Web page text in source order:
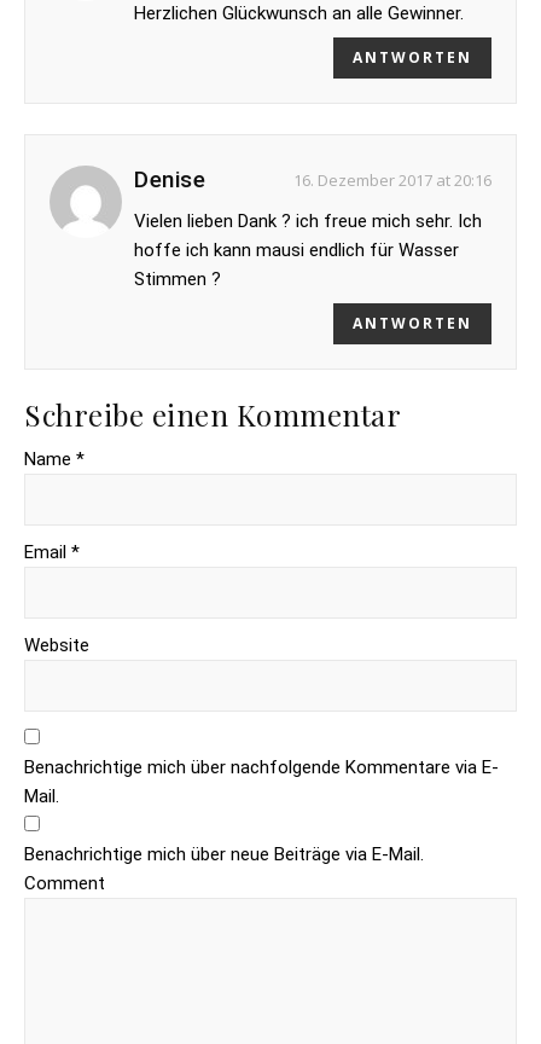
Herzlichen Glückwunsch an alle Gewinner.
ANTWORTEN
Denise
16. Dezember 2017 at 20:16
Vielen lieben Dank ? ich freue mich sehr. Ich
hoffe ich kann mausi endlich für Wasser
Stimmen ?
ANTWORTEN
Schreibe einen Kommentar
Name *
Email *
Website
Benachrichtige mich über nachfolgende Kommentare via E-
Mail.
Benachrichtige mich über neue Beiträge via E-Mail.
Comment